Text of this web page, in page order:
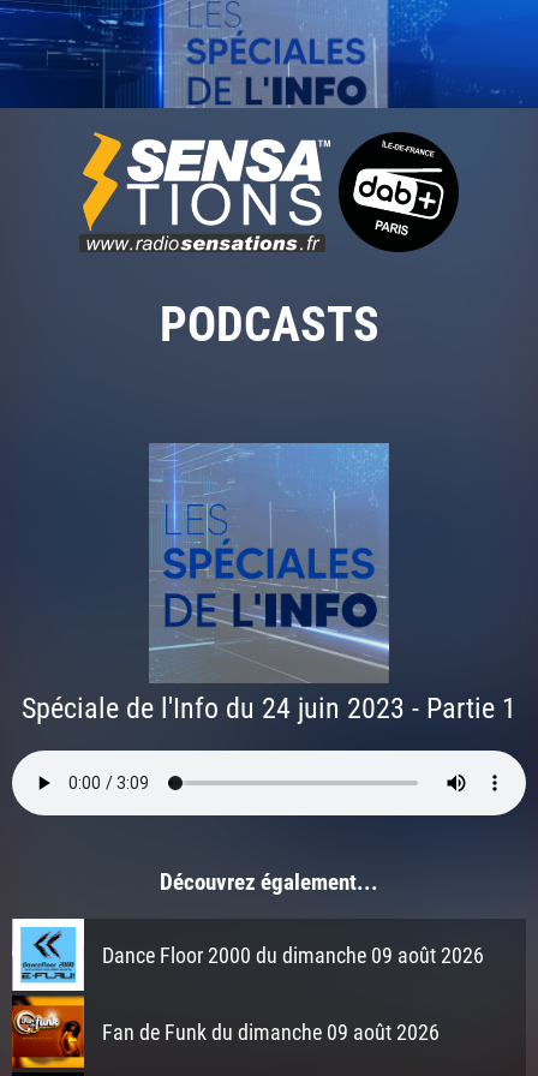
PODCASTS
Spéciale de l'Info du 24 juin 2023 - Partie 1
Découvrez également...
Dance Floor 2000 du dimanche 09 août 2026
Fan de Funk du dimanche 09 août 2026